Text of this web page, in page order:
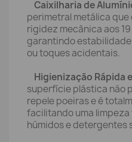
Caixilharia de
perimetral metálica que
rigidez mecânica aos
garantindo
ou toques acidentais.
Higienização Rápida
superfície plástica não
repele poeiras e é
facilitando uma
húmidos e detergentes